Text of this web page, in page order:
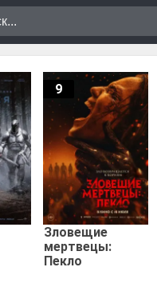
Зловещие
мертвецы:
Пекло
9